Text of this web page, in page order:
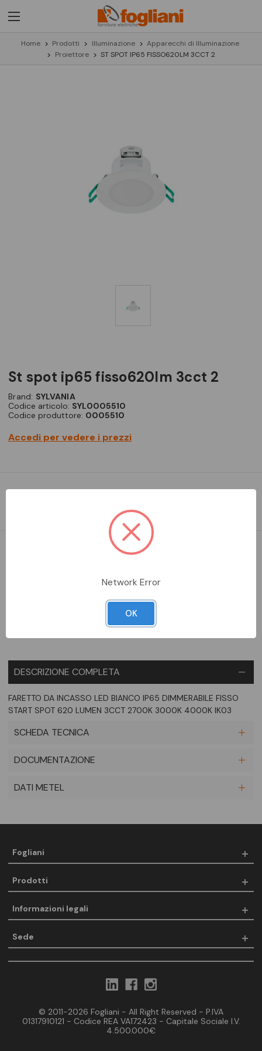
Home Prodotti Illuminazione
Apparecchi di Illuminazione
Proiettore
ST SPOT IP65 FISSO620LM 3CCT 2
st spot ip65 fisso620lm 3cct 2
Brand: SYLVANIA
Codice articolo: SYL0005510
Codice produttore: 0005510
Accedi per vedere i prezzi
START SPOT 620 LUMEN 3CCT 2700K 3000K 4000K IK03
DESCRIZIONE COMPLETA
FARETTO DA INCASSO LED BIANCO IP65 DIMMERABILE FISSO
START SPOT 620 LUMEN 3CCT 2700K 3000K 4000K IK03
SCHEDA TECNICA
DOCUMENTAZIONE
DATI METEL
Fogliani
Prodotti
Informazioni legali
Sede
© 2011-2026 Fogliani - All Right Reserved - P.IVA
01317910121 - Codice REA VA172423 - Capitale Sociale I.V.
4.500.000€
Network Error
OK